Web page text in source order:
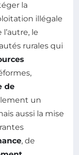
la
illégale
le
rurales qui
de
un
aussi la mise
, de